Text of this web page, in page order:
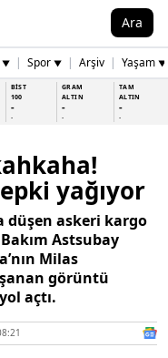
Ara
▼ | Spor ▼ | Arşiv | Yaşam ▼
BİST
100
-
-
GRAM
ALTIN
-
-
TAM
ALTIN
-
-
yağıyor
düşen askeri kargo
Astsubay
Milas
görüntü
açtı.